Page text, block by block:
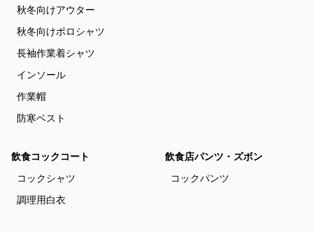
秋冬向けアウター
秋冬向けポロシャツ
長袖作業着シャツ
インソール
作業帽
防寒ベスト
飲食コックコート
コックシャツ
調理用白衣
飲食店パンツ・ズボン
コックパンツ